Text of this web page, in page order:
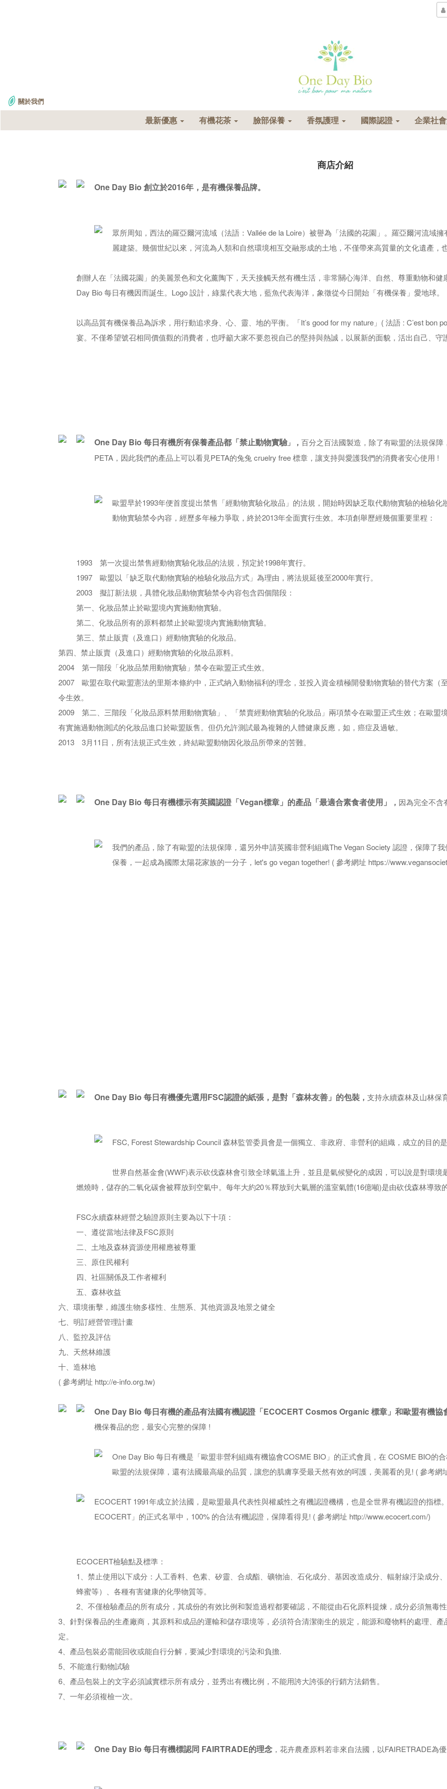
關於我們
最新優惠 有機花茶 臉部保養 香氛護理 國際認證 企業社
商店介紹
One Day Bio 創立於2016年，是有機保養品牌。
眾所周知，西法的羅亞爾河流域（法語：Vallée de la Loire）被譽為「法國的花園」。羅亞爾河流域
麗建築。幾個世紀以來，河流為人類和自然環境相互交融形成的土地，不僅帶來高質量的文化遺產，
創辦人在「法國花園」的美麗景色和文化薰陶下，天天接觸天然有機生活，非常關心海洋、自然、尊重動物和
Day Bio 每日有機因而誕生。Logo 設計，綠葉代表大地，藍魚代表海洋，象徵從今日開始「有機保養」愛地球。
以高品質有機保養品為訴求，用行動追求身、心、靈、地的平衡。「It’s good for my nature」( 法語 : C’est bon
宴。不僅希望號召相同價值觀的消費者，也呼籲大家不要忽視自己的堅持與熱誠，以展新的面貌，活出自己、守
One Day Bio 每日有機所有保養產品都「禁止動物實驗 」 ， 百分之百法國製造，除了有歐盟的法規保
PETA，因此我們的產品上可以看見PETA的兔兔 cruelry free 標章，讓支持與愛護我們的消費者安心使用 !
歐盟早於1993年便首度提出禁售「經動物實驗化妝品」的法規，開始時因缺乏取代動物實驗的檢驗
動物實驗禁令內容，經歷多年極力爭取，終於2013年全面實行生效。本項創舉歷經幾個重要里程：
1993 第一次提出禁售經動物實驗化妝品的法規，預定於1998年實行。
1997 歐盟以「缺乏取代動物實驗的檢驗化妝品方式」為理由，將法規延後至2000年實行。
2003 擬訂新法規，具體化妝品動物實驗禁令內容包含四個階段：
第一、化妝品禁止於歐盟境內實施動物實驗。
第二、化妝品所有的原料都禁止於歐盟境內實施動物實驗。
第三、禁止販賣（及進口）經動物實驗的化妝品。
第四、禁止販賣（及進口）經動物實驗的化妝品原料。
2004 第一階段「化妝品禁用動物實驗」禁令在歐盟正式生效。
2007 歐盟在取代歐盟憲法的里斯本條約中，正式納入動物福利的理念，並投入資金積極開發動物實驗的替代方案（
令生效。
2009 第二、三階段「化妝品原料禁用動物實驗」、「禁賣經動物實驗的化妝品」兩項禁令在歐盟正式生效；在歐盟
有實施過動物測試的化妝品進口於歐盟販售。但仍允許測試最為複雜的人體健康反應，如，癌症及過敏。
2013 3月11日，所有法規正式生效，終結歐盟動物因化妝品所帶來的苦難。
One Day Bio 每日有機標示有英國認證「Vegan標章」的產品「最適合素食者使用」 ， 因為完全不含
我們的產品，除了有歐盟的法規保障，還另外申請英國非營利組織The Vegan Society 認證，保障了
保養，一起成為國際太陽花家族的一分子，let's go vegan together! ( 參考網址 https://
One Day Bio 每日有機優先選用FSC認證的紙張，是對「森林友善」的包裝 ， 支持永續森林及山林保
FSC, Forest Stewardship Council 森林監管委員會是一個獨立、非政府、非營利的組織，成立的目的
世界自然基金會(WWF)表示砍伐森林會引致全球氣溫上升，並且是氣候變化的成因，可以說是對環
燃燒時，儲存的二氧化碳會被釋放到空氣中。每年大約20％釋放到大氣層的溫室氣體(16億噸)是由砍伐森林導致的
FSC永續森林經營之驗證原則主要為以下十項：
一、遵從當地法律及FSC原則
二、土地及森林資源使用權應被尊重
三、原住民權利
四、社區關係及工作者權利
五、森林收益
六、環境衝擊，維護生物多樣性、生態系、其他資源及地景之健全
七、明訂經營管理計畫
八、監控及評估
九、天然林維護
十、造林地
( 參考網址 http://e-info.org.tw)
One Day Bio 每日有機的產品有法國有機認證「ECOCERT Cosmos Organic 標章」和歐盟有機協
機保養品的您，最安心完整的保障 !
One Day Bio 每日有機是「歐盟非營利組織有機協會COSME BIO」的正式會員，在 COSME BIO的
歐盟的法規保障，還有法國最高級的品質，讓您的肌膚享受最天然有效的呵護，美麗看的見! ( 參考網
ECOCERT 1991年成立於法國，是歐盟最具代表性與權威性之有機認證機構，也是全世界有機認證的指標
ECOCERT」的正式名單中，100% 的合法有機認證，保障看得見! ( 參考網址 http://www.ecocert.com/)
ECOCERT檢驗點及標準：
1、禁止使用以下成分：人工香料、色素、矽靈、合成酯、礦物油、石化成分、基因改造成分、輻射線汙染成分
蜂蜜等）、各種有害健康的化學物質等。
2、不僅檢驗產品的所有成分，其成份的有效比例和製造過程都要確認，不能從由石化原料提煉，成分必須無毒性
3、針對保養品的生產廠商，其原料和成品的運輸和儲存環境等，必須符合清潔衛生的規定，能源和廢物料的處理、
定。
4、產品包裝必需能回收或能自行分解，要減少對環境的污染和負擔.
5、不能進行動物試驗
6、產品包裝上的文字必須誠實標示所有成分，並秀出有機比例，不能用誇大誇張的行銷方法銷售。
7、一年必須複檢一次。
One Day Bio 每日有機標認同 FAIRTRADE的理念 ，花卉農產原料若非來自法國，以FAIRETRADE為